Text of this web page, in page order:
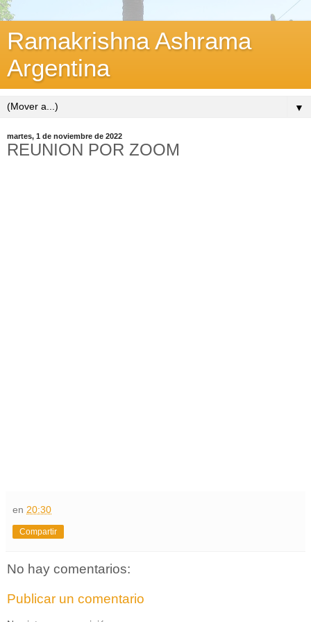
Ramakrishna Ashrama
Argentina
▼
martes, 1 de noviembre de 2022
REUNION POR ZOOM
en 20:30
Compartir
No hay comentarios:
Publicar un comentario